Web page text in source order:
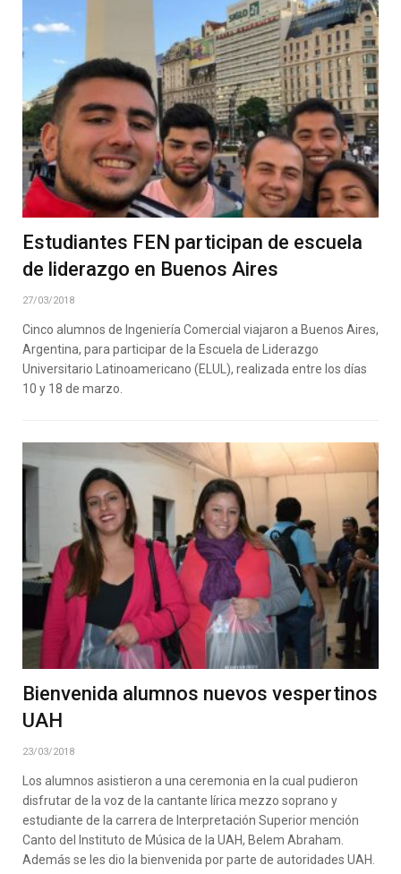
Estudiantes FEN participan de escuela
de liderazgo en Buenos Aires
27/03/2018
Cinco alumnos de Ingeniería Comercial viajaron a Buenos Aires,
Argentina, para participar de la Escuela de Liderazgo
Universitario Latinoamericano (ELUL), realizada entre los días
10 y 18 de marzo.
Bienvenida alumnos nuevos vespertinos
UAH
23/03/2018
Los alumnos asistieron a una ceremonia en la cual pudieron
disfrutar de la voz de la cantante lírica mezzo soprano y
estudiante de la carrera de Interpretación Superior mención
Canto del Instituto de Música de la UAH, Belem Abraham.
Además se les dio la bienvenida por parte de autoridades UAH.